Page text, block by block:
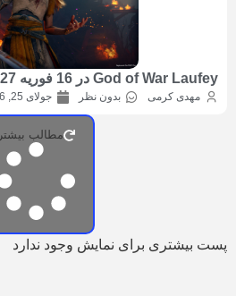
God of War Laufey در 16 فوریه 2027 اکران خواهد شد
مهدی کرمی بدون نظر جولای 25, 2026
مطالب بیشتر
پست بیشتری برای نمایش وجود ندارد